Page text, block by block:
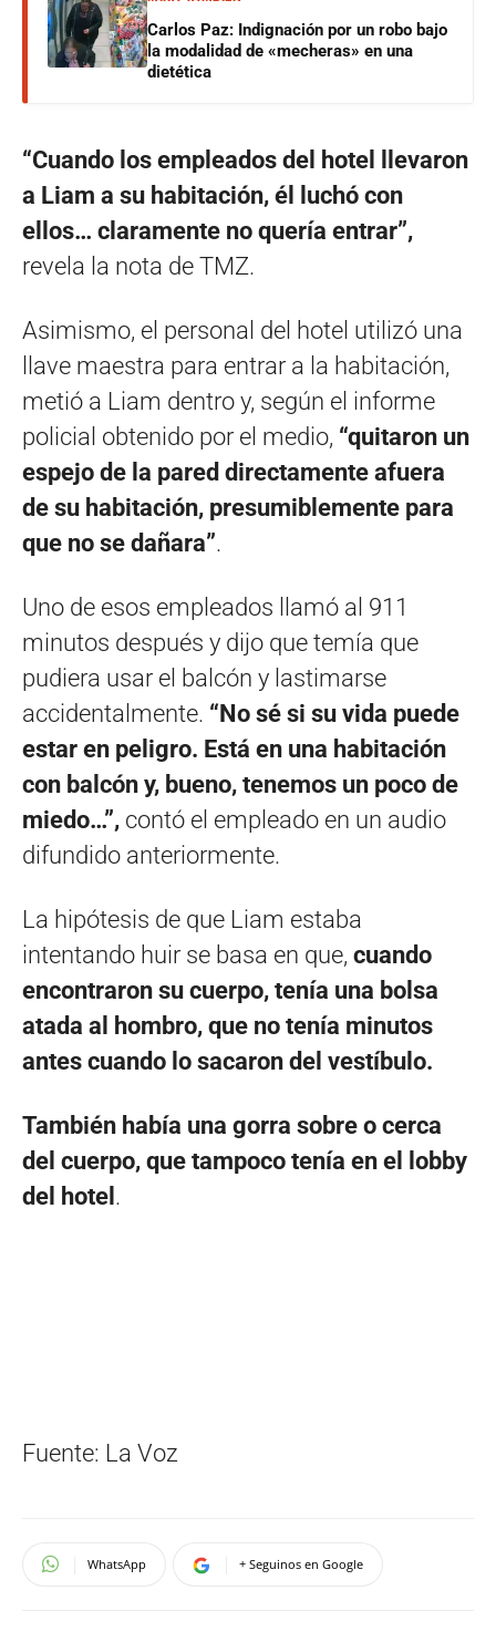
Carlos Paz: Indignación por un robo bajo
la modalidad de «mecheras» en una
dietética
“Cuando los empleados del hotel llevaron
a Liam a su habitación, él luchó con
ellos… claramente no quería entrar”,
revela la nota de TMZ.
Asimismo, el personal del hotel utilizó una
llave maestra para entrar a la habitación,
metió a Liam dentro y, según el informe
policial obtenido por el medio, “quitaron un
espejo de la pared directamente afuera
de su habitación, presumiblemente para
que no se dañara”.
Uno de esos empleados llamó al 911
minutos después y dijo que temía que
pudiera usar el balcón y lastimarse
accidentalmente. “No sé si su vida puede
estar en peligro. Está en una habitación
con balcón y, bueno, tenemos un poco de
miedo…”, contó el empleado en un audio
difundido anteriormente.
La hipótesis de que Liam estaba
intentando huir se basa en que, cuando
encontraron su cuerpo, tenía una bolsa
atada al hombro, que no tenía minutos
antes cuando lo sacaron del vestíbulo.
También había una gorra sobre o cerca
del cuerpo, que tampoco tenía en el lobby
del hotel .
Fuente: La Voz
WhatsApp + Seguinos en Google